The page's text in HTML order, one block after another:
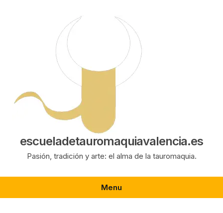
escueladetauromaquiavalencia.es
Pasión, tradición y arte: el alma de la tauromaquia.
Menu